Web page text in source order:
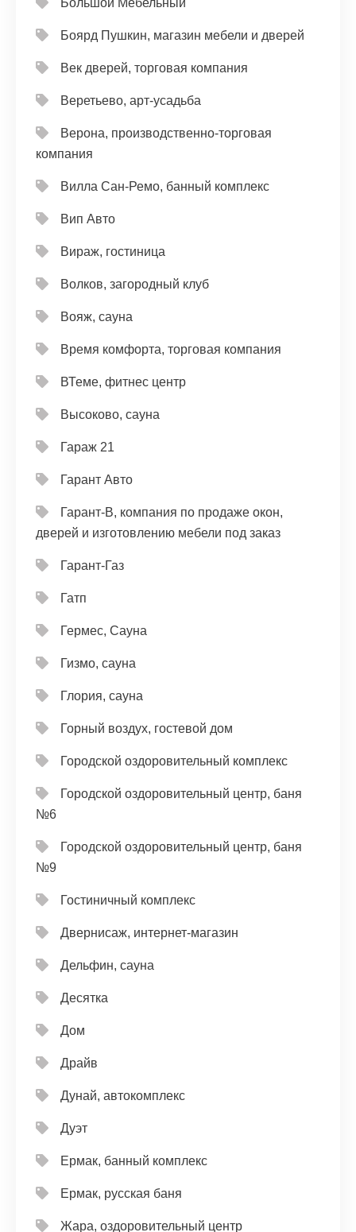
Большой Мебельный
Боярд Пушкин, магазин мебели и дверей
Век дверей, торговая компания
Веретьево, арт-усадьба
Верона, производственно-торговая
компания
Вилла Сан-Ремо, банный комплекс
Вип Авто
Вираж, гостиница
Волков, загородный клуб
Вояж, сауна
Время комфорта, торговая компания
ВТеме, фитнес центр
Высоково, сауна
Гараж 21
Гарант Авто
Гарант-В, компания по продаже окон,
дверей и изготовлению мебели под заказ
Гарант-Газ
Гатп
Гермес, Сауна
Гизмо, сауна
Глория, сауна
Горный воздух, гостевой дом
Городской оздоровительный комплекс
Городской оздоровительный центр, баня
№6
Городской оздоровительный центр, баня
№9
Гостиничный комплекс
Двернисаж, интернет-магазин
Дельфин, сауна
Десятка
Дом
Драйв
Дунай, автокомплекс
Дуэт
Ермак, банный комплекс
Ермак, русская баня
Жара, оздоровительный центр